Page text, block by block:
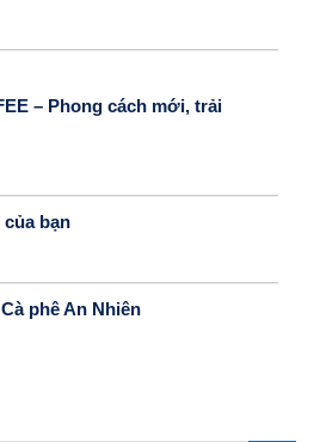
– Phong cách mới, trải
của bạn
phê An Nhiên